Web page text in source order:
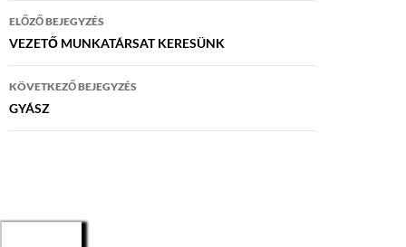
Bejegyzés
navigáció
ELŐZŐ BEJEGYZÉS
VEZETŐ MUNKATÁRSAT KERESÜNK
KÖVETKEZŐ BEJEGYZÉS
GYÁSZ